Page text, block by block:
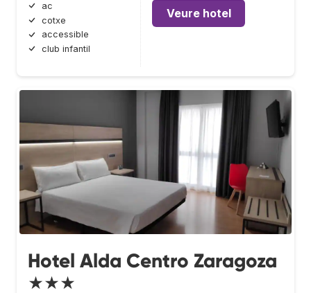
ac
cotxe
accessible
club infantil
Veure hotel
Hotel Alda Centro Zaragoza
★★★